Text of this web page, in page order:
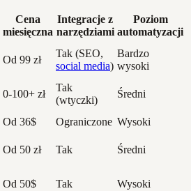
Cena
miesięczna
Integracje z
narzędziami
Poziom
automatyzacji
Od 99 zł
Tak (SEO,
social media)
Bardzo
wysoki
0-100+ zł
Tak
(wtyczki)
Średni
Od 36$ Ograniczone Wysoki
Od 50 zł Tak
Średni
Od 50$ Tak Wysoki